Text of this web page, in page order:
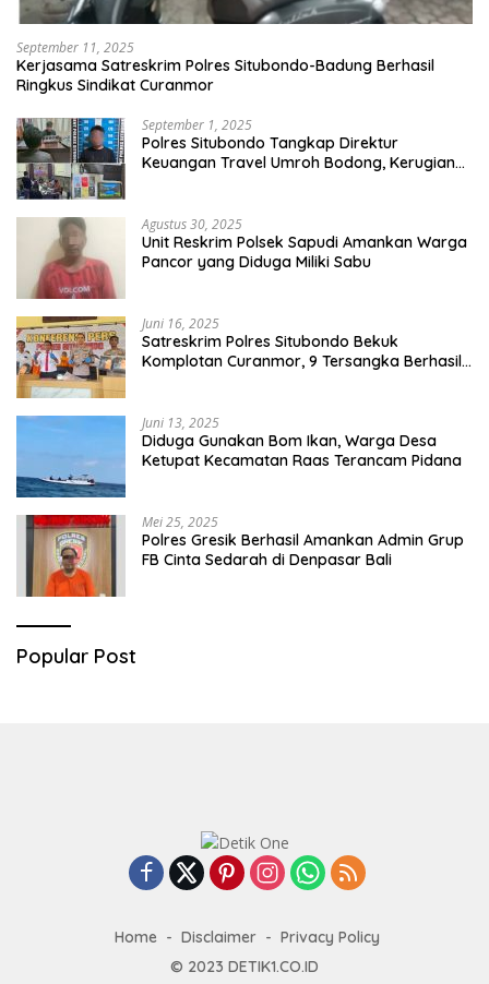
September 11, 2025
Kerjasama Satreskrim Polres Situbondo-Badung Berhasil
Ringkus Sindikat Curanmor
September 1, 2025
Polres Situbondo Tangkap Direktur
Keuangan Travel Umroh Bodong, Kerugian
Agustus 30, 2025
Unit Reskrim Polsek Sapudi Amankan Warga
Pancor yang Diduga Miliki Sabu
Juni 16, 2025
Satreskrim Polres Situbondo Bekuk
Komplotan Curanmor, 9 Tersangka Berhasil
Juni 13, 2025
Diduga Gunakan Bom Ikan, Warga Desa
Ketupat Kecamatan Raas Terancam Pidana
Mei 25, 2025
Polres Gresik Berhasil Amankan Admin Grup
FB Cinta Sedarah di Denpasar Bali
Popular Post
Home Disclaimer
Privacy Policy
© 2023 DETIK1.CO.ID